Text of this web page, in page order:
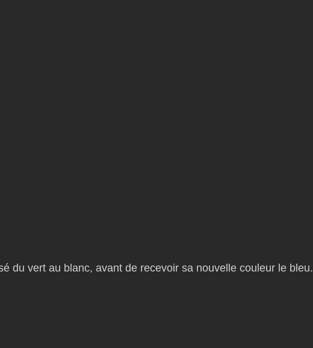
du vert au blanc, avant de recevoir sa nouvelle couleur le bleu.